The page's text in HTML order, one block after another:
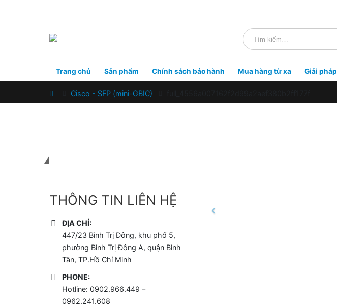
Trang chủ Sản phẩm Chính sách bảo hành Mua hàng từ xa Giải pháp
Home
Cisco - SFP (mini-GBIC)
THÔNG TIN LIÊN HỆ
ĐỊA CHỈ:
447/23 Bình Trị Đông, khu phố 5,
phường Bình Trị Đông A, quận Bình
Tân, TP.Hồ Chí Minh
PHONE:
Hotline: 0902.966.449 –
0962.241.608